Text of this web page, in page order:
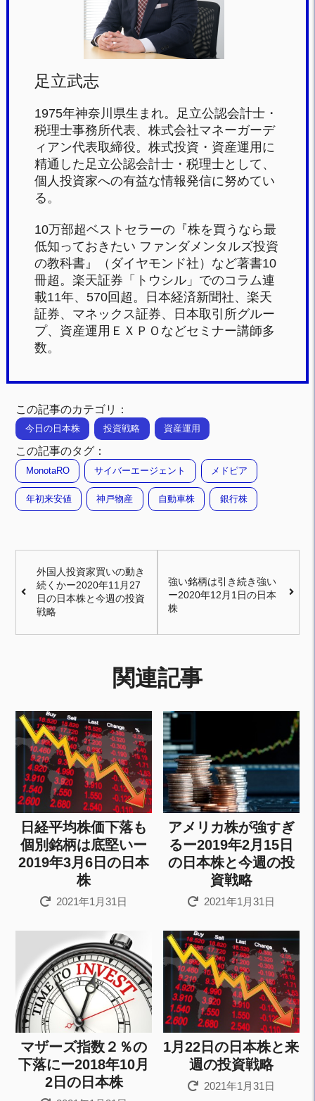
足立武志
1975年神奈川県生まれ。足立公認会計士・
税理士事務所代表、株式会社マネーガーデ
ィアン代表取締役。株式投資・資産運用に
精通した足立公認会計士・税理士として、
個人投資家への有益な情報発信に努めてい
る。
10万部超ベストセラーの『株を買うなら最
低知っておきたい ファンダメンタルズ投資
の教科書』（ダイヤモンド社）など著書10
冊超。楽天証券「トウシル」でのコラム連
載11年、570回超。日本経済新聞社、楽天
証券、マネックス証券、日本取引所グルー
プ、資産運用ＥＸＰＯなどセミナー講師多
数。
この記事のカテゴリ：
今日の日本株 投資戦略 資産運用
この記事のタグ：
MonotaRO サイバーエージェント メドピア
年初来安値 神戸物産 自動車株 銀行株
外国人投資家買いの動き
続くかー2020年11月27
日の日本株と今週の投資
戦略
強い銘柄は引き続き強い
ー2020年12月1日の日本
株
関連記事
日経平均株価下落も
個別銘柄は底堅いー
2019年3月6日の日本
株
2021年1月31日
アメリカ株が強すぎ
るー2019年2月15日
の日本株と今週の投
資戦略
2021年1月31日
マザーズ指数２％の
下落にー2018年10月
2日の日本株
1月22日の日本株と来
週の投資戦略
2021年1月31日